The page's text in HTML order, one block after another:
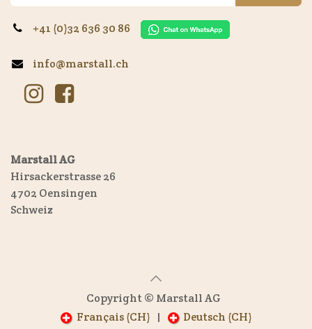
+41 (0)32 636 30 86
info@marstall.ch
Marstall AG
Hirsackerstrasse 26
4702 Oensingen
Schweiz
Copyright © Marstall AG
Français (CH) | Deutsch (CH)